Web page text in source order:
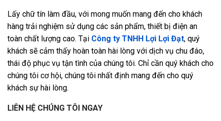
Lấy chữ tín làm đầu, với mong muốn mang đến cho khách
hàng trải nghiệm sử dụng các sản phẩm, thiết bị điện an
toàn chất lượng cao. Tại Công ty TNHH Lợi Lợi Đạt, quý
khách sẽ cảm thấy hoàn toàn hài lòng với dịch vụ chu đáo,
thái độ phục vụ tận tình của chúng tôi. Chỉ cần quý khách cho
chúng tôi cơ hội, chúng tôi nhất định mang đến cho quý
khách sự hài lòng.
LIÊN HỆ CHÚNG TÔI NGAY